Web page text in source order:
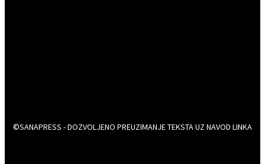
©SANAPRESS - DOZVOLJENO PREUZIMANJE TEKSTA UZ NAVOD LINKA